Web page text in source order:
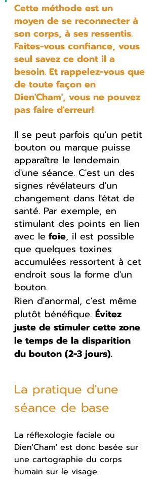
Cette méthode est un
moyen de se reconnecter à
son corps, à ses ressentis.
Faites-vous confiance, vous
seul savez ce dont il a
besoin. Et rappelez-vous que
de toute façon en
Dien'Cham', vous ne pouvez
pas faire d'erreur!
Il se peut parfois qu'un petit
bouton ou marque puisse
apparaître le lendemain
d'une séance. C'est un des
signes révélateurs d'un
changement dans l'état de
santé. Par exemple, en
stimulant des points en lien
avec le foie, il est possible
que quelques toxines
accumulées ressortent à cet
endroit sous la forme d'un
bouton.
Rien d'anormal, c'est même
plutôt bénéfique. Évitez
juste de stimuler cette zone
le temps de la disparition
du bouton (2-3 jours).
La pratique d'une
séance de base
La réflexologie faciale ou
Dien'Cham' est donc basée sur
une cartographie du corps
humain sur le visage.